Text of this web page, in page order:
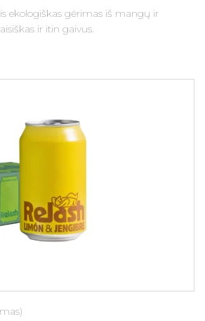
ekologiškas gėrimas iš mangų ir
ir itin gaivus.